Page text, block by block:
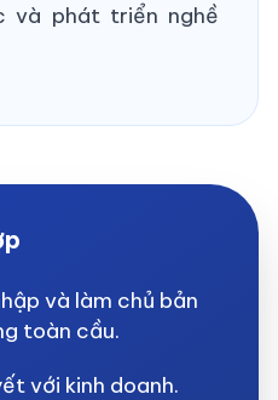
và phát triển nghề
và làm chủ bản
toàn cầu.
với kinh doanh.